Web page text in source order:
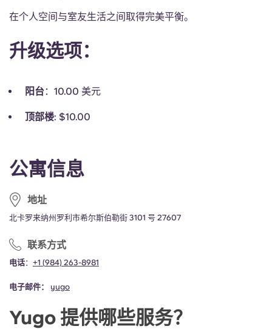
公寓信息
地址
北卡罗来纳州罗利市希尔斯伯勒街 3101 号 27607
联系方式
电话： +1 (984) 263-8981
电子邮件： yugo
Yugo 提供哪些服务？
在个人空间与室友生活之间取得完美平衡。
升级选项：
阳台：10.00 美元
顶部楼: $10.00